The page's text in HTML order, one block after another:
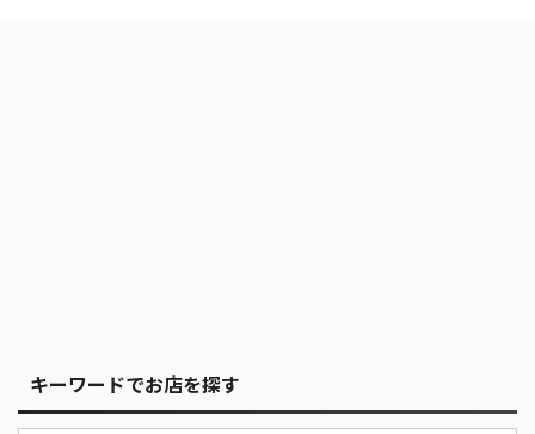
キーワードでお店を探す